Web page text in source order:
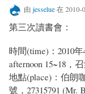
由 jesselue在 2010-
第三次讀書會：
時間(time)：2010
afternoon 15~18，
地點(place)：伯朗
號，27315791 (Mr.